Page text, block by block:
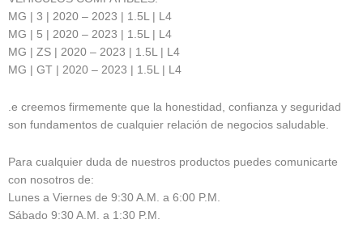
MG | 3 | 2020 – 2023 | 1.5L | L4
MG | 5 | 2020 – 2023 | 1.5L | L4
MG | ZS | 2020 – 2023 | 1.5L | L4
MG | GT | 2020 – 2023 | 1.5L | L4
.e creemos firmemente que la honestidad, confianza y seguridad
son fundamentos de cualquier relación de negocios saludable.
Para cualquier duda de nuestros productos puedes comunicarte
con nosotros de:
Lunes a Viernes de 9:30 A.M. a 6:00 P.M.
Sábado 9:30 A.M. a 1:30 P.M.